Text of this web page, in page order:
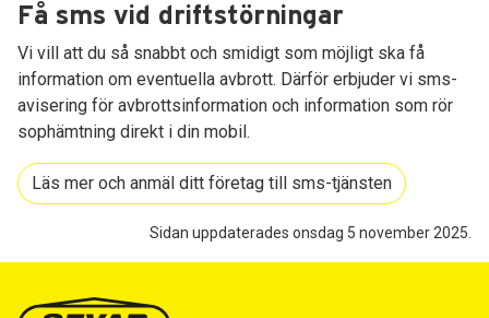
Få sms vid driftstörningar
Vi vill att du så snabbt och smidigt som möjligt ska få
information om eventuella avbrott. Därför erbjuder vi sms-
avisering för avbrottsinformation och information som rör
sophämtning direkt i din mobil.
Läs mer och anmäl ditt företag till sms-tjänsten
Sidan uppdaterades onsdag 5 november 2025.